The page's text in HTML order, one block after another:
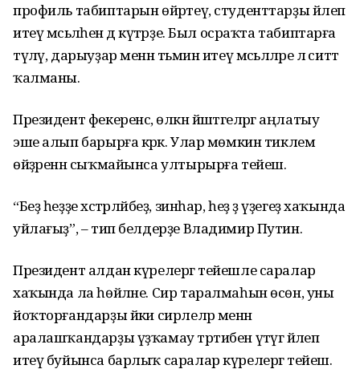
профиль табиптарын өйрәтеү, студенттарҙы йәлеп
итеү мәсьәләһен дә күтәрҙе. Был осраҡта табиптарға
түләү, дарыуҙар менән тәьмин итеү мәсьәләләре лә ситтә
ҡалманы.
Президент фекеренсә, өлкән йәштәгеләргә аңлатыу
эше алып барырға кәрәк. Улар мөмкин тиклем
өйҙәренән сыҡмайынса ултырырға тейеш.
“Беҙ һеҙҙе хәстәрләйбеҙ, зинһар, һеҙ ҙә үҙегеҙ хаҡында
уйлағыҙ”, – тип белдерҙе Владимир Путин.
Президент алдан күрелергә тейешле саралар
хаҡында ла һөйләне. Сир таралмаһын өсөн, уны
йоҡторғандарҙы йәки сирлеләр менән
аралашҡандарҙы үҙҡамау тәртибен үтәүгә йәлеп
итеү буйынса барлыҡ саралар күрелергә тейеш.